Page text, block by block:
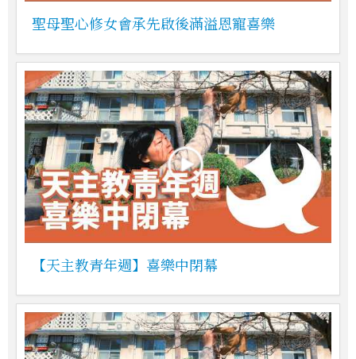
聖母聖心修女會承先啟後滿溢恩寵喜樂
【天主教青年週】喜樂中閉幕